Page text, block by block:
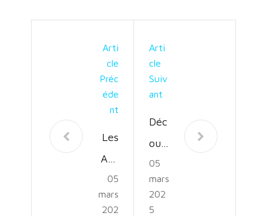
Arti
Cle
Préc
Éde
Nt
Les
Ave
ntur
es
05
mars
202
Arti
Cle
Suiv
Ant
Déc
ouv
rez
l’Es
sen
05
mars
202
5